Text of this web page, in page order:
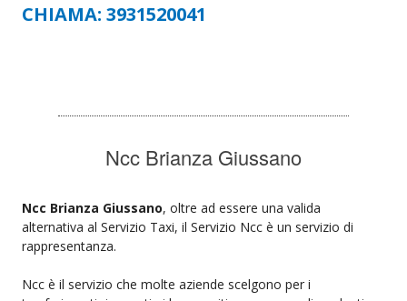
CHIAMA: 3931520041
Ncc Brianza Giussano
Ncc Brianza Giussano, oltre ad essere una valida
alternativa al Servizio Taxi, il Servizio Ncc è un servizio di
rappresentanza.
Ncc è il servizio che molte aziende scelgono per i